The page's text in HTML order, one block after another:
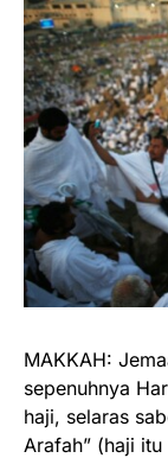
MAKKAH:
sepenuhnya
haji, selaras
Arafah” (haji